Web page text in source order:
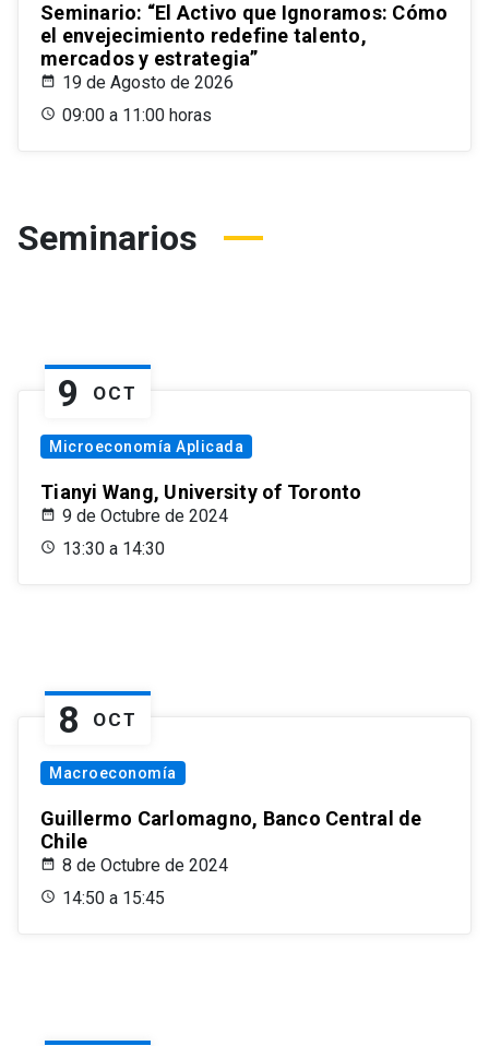
Seminario: “El Activo que Ignoramos: Cómo
el envejecimiento redefine talento,
mercados y estrategia”
19 de Agosto de 2026
09:00 a 11:00 horas
Seminarios
9 OCT
Microeconomía Aplicada
Tianyi Wang, University of Toronto
9 de Octubre de 2024
13:30 a 14:30
8 OCT
Macroeconomía
Guillermo Carlomagno, Banco Central de
Chile
8 de Octubre de 2024
14:50 a 15:45